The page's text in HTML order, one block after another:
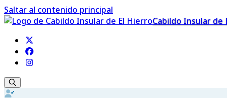
Saltar al contenido principal
Cabildo Insular de